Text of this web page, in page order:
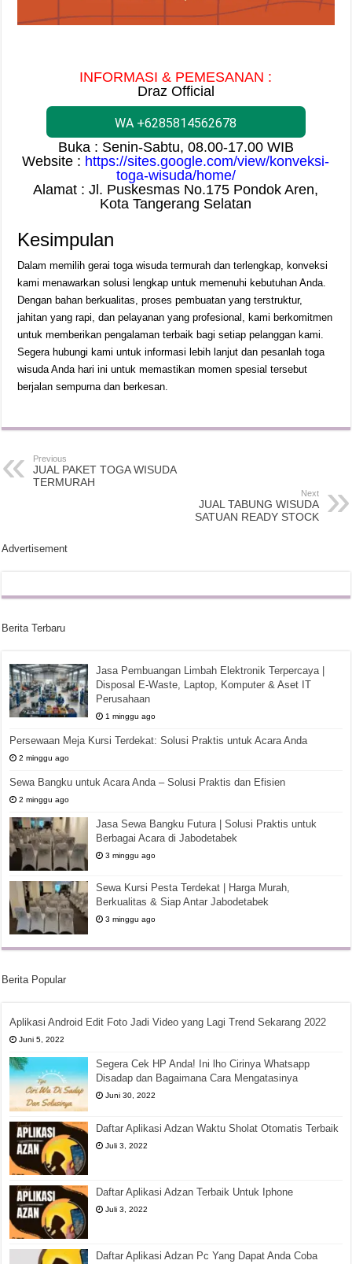
INFORMASI & PEMESANAN :
Draz Official
WA +6285814562678
Buka : Senin-Sabtu, 08.00-17.00 WIB
Website : https://sites.google.com/view/konveksi-
toga-wisuda/home/
Alamat : Jl. Puskesmas No.175 Pondok Aren,
Kota Tangerang Selatan
Kesimpulan
Dalam memilih gerai toga wisuda termurah dan terlengkap, konveksi
kami menawarkan solusi lengkap untuk memenuhi kebutuhan Anda.
Dengan bahan berkualitas, proses pembuatan yang terstruktur,
jahitan yang rapi, dan pelayanan yang profesional, kami berkomitmen
untuk memberikan pengalaman terbaik bagi setiap pelanggan kami.
Segera hubungi kami untuk informasi lebih lanjut dan pesanlah toga
wisuda Anda hari ini untuk memastikan momen spesial tersebut
berjalan sempurna dan berkesan.
Previous
JUAL PAKET TOGA WISUDA
TERMURAH
Next
JUAL TABUNG WISUDA
SATUAN READY STOCK
Advertisement
Berita Terbaru
Jasa Pembuangan Limbah Elektronik Terpercaya |
Disposal E-Waste, Laptop, Komputer & Aset IT
Perusahaan
1 minggu ago
Persewaan Meja Kursi Terdekat: Solusi Praktis untuk Acara Anda
2 minggu ago
Sewa Bangku untuk Acara Anda – Solusi Praktis dan Efisien
2 minggu ago
Jasa Sewa Bangku Futura | Solusi Praktis untuk
Berbagai Acara di Jabodetabek
3 minggu ago
Sewa Kursi Pesta Terdekat | Harga Murah,
Berkualitas & Siap Antar Jabodetabek
3 minggu ago
Berita Popular
Aplikasi Android Edit Foto Jadi Video yang Lagi Trend Sekarang 2022
Juni 5, 2022
Segera Cek HP Anda! Ini lho Cirinya Whatsapp
Disadap dan Bagaimana Cara Mengatasinya
Juni 30, 2022
Daftar Aplikasi Adzan Waktu Sholat Otomatis Terbaik
Juli 3, 2022
Daftar Aplikasi Adzan Terbaik Untuk Iphone
Juli 3, 2022
Daftar Aplikasi Adzan Pc Yang Dapat Anda Coba